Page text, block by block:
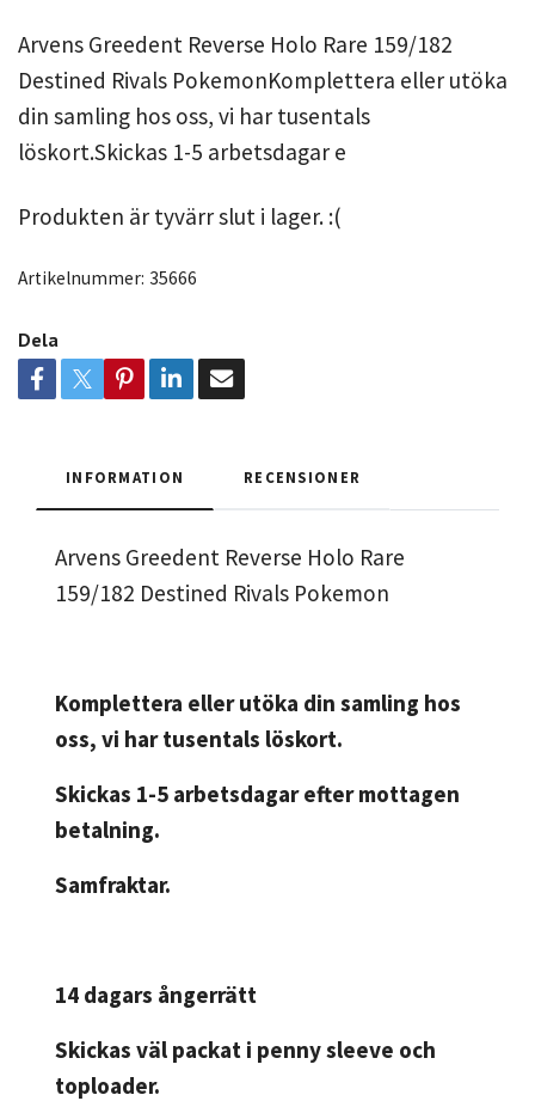
Arvens Greedent Reverse Holo Rare 159/182
Destined Rivals PokemonKomplettera eller utöka
din samling hos oss, vi har tusentals
löskort.Skickas 1-5 arbetsdagar e
Produkten är tyvärr slut i lager. :(
Artikelnummer: 35666
Dela
INFORMATION RECENSIONER
Arvens Greedent Reverse Holo Rare
159/182 Destined Rivals Pokemon
Komplettera eller utöka din samling hos
oss, vi har tusentals löskort.
Skickas 1-5 arbetsdagar efter mottagen
betalning.
Samfraktar.
14 dagars ångerrätt
Skickas väl packat i penny sleeve och
toploader.